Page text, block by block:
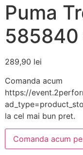
Puma
585840
289,90 lei
Comanda acum
https://
la cel mai bun pret.
Comanda acum